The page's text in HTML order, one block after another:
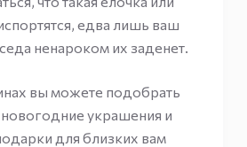
едва лишь ваш
ненароком их заденет.
вы можете подобрать
украшения и
для близких вам